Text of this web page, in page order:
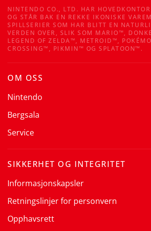
NINTENDO CO., LTD. HAR
OG STÅR BAK EN REKKE IKONISKE
SPILLSERIER SOM HAR BLITT EN
VERDEN OVER, SLIK SOM MARIO™,
LEGEND OF ZELDA™, METROID™,
CROSSING™, PIKMIN™ OG SPLATOON™.
OM OSS
Nintendo
Bergsala
Service
SIKKERHET OG INTEGRITET
Informasjonskapsler
Retningslinjer for personvern
Opphavsrett